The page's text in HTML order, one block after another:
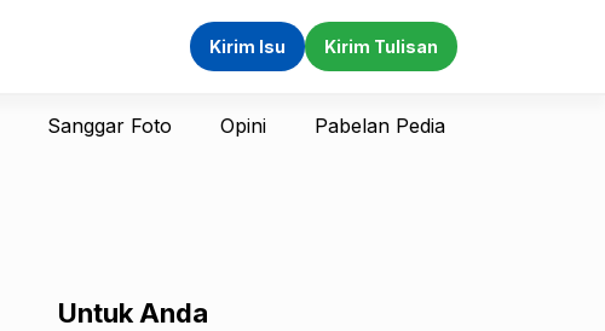
Kirim Isu Kirim Tulisan
Sanggar Foto Opini Pabelan Pedia
Untuk Anda